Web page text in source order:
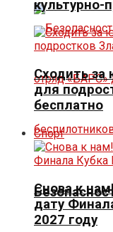
культурно-
Сходить за
для
бесплатно
Спорт
Снова к
дату
2027 году